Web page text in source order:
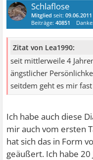
Schlaflose
Mitglied seit:09.06.2011
Beiträge:40851
Zitat von Lea1990:
seit mittlerweile 4
ängstlicher
seitdem geht es mir
Ich habe auch diese
mir auch vom ersten
hat sich das in Form
geäußert. Ich habe